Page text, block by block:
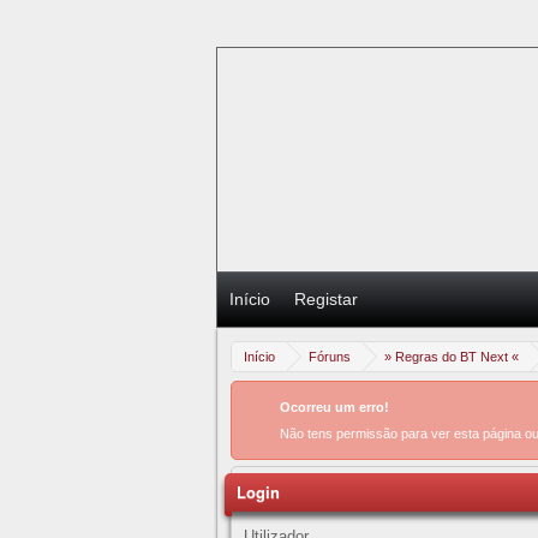
Início Registar
Início Fóruns » Regras do BT Next «
Ocorreu um erro!
Não tens permissão para ver esta página
Login